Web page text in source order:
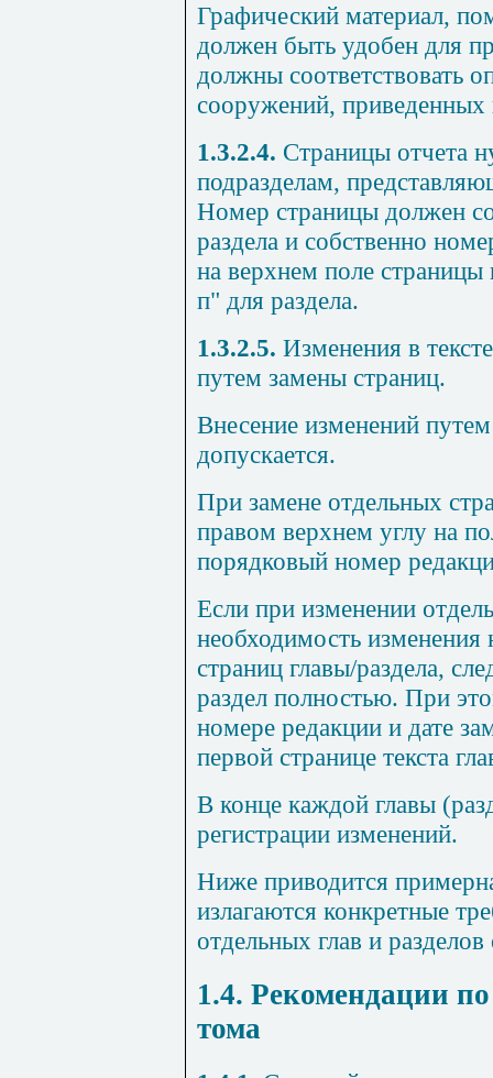
Графический материал,
должен быть удобен для
должны соответствовать
сооружений, приведенных
1.3.2.4. Страницы отчета
подразделам,
Номер страницы должен
раздела и собственно
на верхнем поле
п" для раздела.
1.3.2.5. Изменения в
путем замены страниц.
Внесение изменений
допускается.
При замене отдельных
правом верхнем углу на
порядковый номер
Если при изменении
необходимость
страниц главы/раздела,
раздел полностью. При
номере редакции и дате
первой странице текста
В конце каждой главы
регистрации изменений.
Ниже приводится
излагаются конкретные
отдельных глав и разделов
1.4. Рекомендации
тома